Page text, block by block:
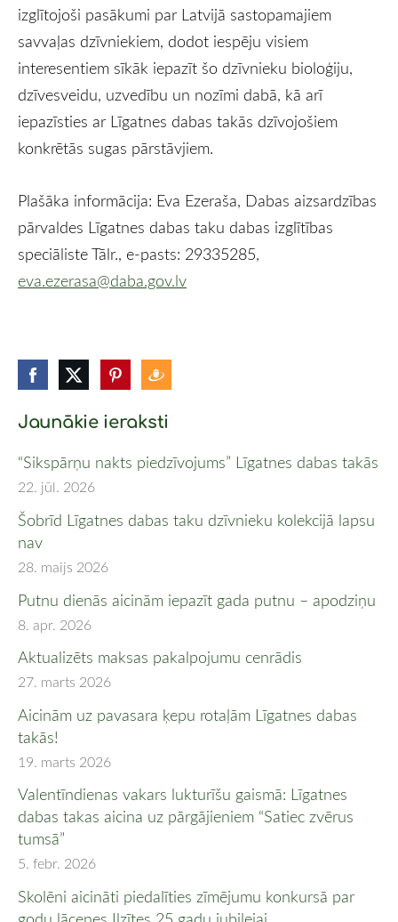
Jaunākie ieraksti
“Sikspārņu nakts piedzīvojums” Līgatnes dabas takās
22. jūl. 2026
Šobrīd Līgatnes dabas taku dzīvnieku kolekcijā lapsu
nav
28. maijs 2026
Putnu dienās aicinām iepazīt gada putnu – apodziņu
8. apr. 2026
Aktualizēts maksas pakalpojumu cenrādis
27. marts 2026
Aicinām uz pavasara ķepu rotaļām Līgatnes dabas
takās!
19. marts 2026
Valentīndienas vakars lukturīšu gaismā: Līgatnes
dabas takas aicina uz pārgājieniem “Satiec zvērus
tumsā”
5. febr. 2026
Skolēni aicināti piedalīties zīmējumu konkursā par
izglītojoši pasākumi par Latvijā sastopamajiem
savvaļas dzīvniekiem, dodot iespēju visiem
interesentiem sīkāk iepazīt šo dzīvnieku bioloģiju,
dzīvesveidu, uzvedību un nozīmi dabā, kā arī
iepazīsties ar Līgatnes dabas takās dzīvojošiem
konkrētās sugas pārstāvjiem.
Plašāka informācija: Eva Ezeraša, Dabas aizsardzības
pārvaldes Līgatnes dabas taku dabas izglītības
speciāliste Tālr., e-pasts: 29335285,
eva.ezerasa@daba.gov.lv